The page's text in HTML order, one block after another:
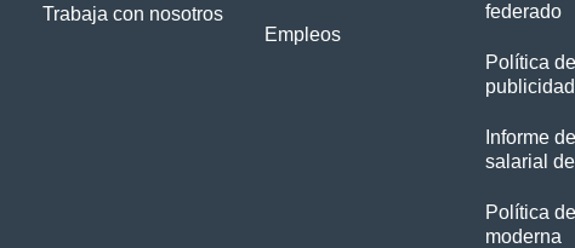
Trabaja con nosotros
Empleos
federado
Política de
publicidad
Informe
salarial
Política
moderna